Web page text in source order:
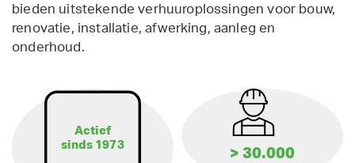
bieden uitstekende verhuuroplossingen voor bouw,
renovatie, installatie, afwerking, aanleg en
onderhoud.
Actief
sinds 1973
> 30.000